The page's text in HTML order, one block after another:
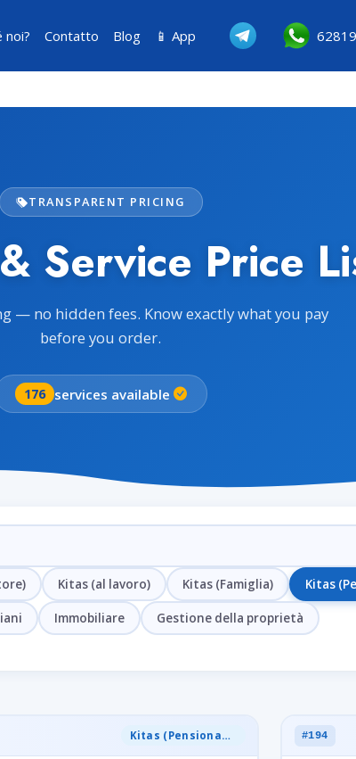
noi? Contatto Blog 📱 App
TRANSPARENT PRICING
Service Price
— no hidden fees. Know exactly what you pay
before you order.
176 services available
Kitas (al lavoro) Kitas (Famiglia) Kitas
Immobiliare Gestione della proprietà
Kitas (Pensionamento) #194